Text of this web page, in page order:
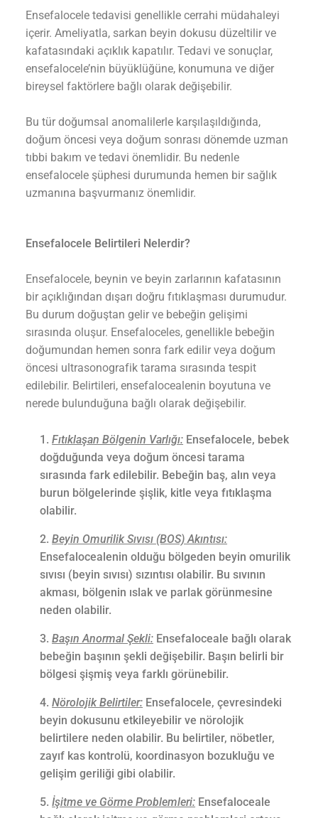
Ensefalocele tedavisi genellikle cerrahi müdahaleyi
içerir. Ameliyatla, sarkan beyin dokusu düzeltilir ve
kafatasındaki açıklık kapatılır. Tedavi ve sonuçlar,
ensefalocele’nin büyüklüğüne, konumuna ve diğer
bireysel faktörlere bağlı olarak değişebilir.
Bu tür doğumsal anomalilerle karşılaşıldığında,
doğum öncesi veya doğum sonrası dönemde uzman
tıbbi bakım ve tedavi önemlidir. Bu nedenle
ensefalocele şüphesi durumunda hemen bir sağlık
uzmanına başvurmanız önemlidir.
Ensefalocele Belirtileri Nelerdir?
Ensefalocele, beynin ve beyin zarlarının kafatasının
bir açıklığından dışarı doğru fıtıklaşması durumudur.
Bu durum doğuştan gelir ve bebeğin gelişimi
sırasında oluşur. Ensefaloceles, genellikle bebeğin
doğumundan hemen sonra fark edilir veya doğum
öncesi ultrasonografik tarama sırasında tespit
edilebilir. Belirtileri, ensefalocealenin boyutuna ve
nerede bulunduğuna bağlı olarak değişebilir.
Fıtıklaşan Bölgenin Varlığı: Ensefalocele, bebek
doğduğunda veya doğum öncesi tarama
sırasında fark edilebilir. Bebeğin baş, alın veya
burun bölgelerinde şişlik, kitle veya fıtıklaşma
olabilir.
Beyin Omurilik Sıvısı (BOS) Akıntısı:
Ensefalocealenin olduğu bölgeden beyin omurilik
sıvısı (beyin sıvısı) sızıntısı olabilir. Bu sıvının
akması, bölgenin ıslak ve parlak görünmesine
neden olabilir.
Başın Anormal Şekli: Ensefaloceale bağlı olarak
bebeğin başının şekli değişebilir. Başın belirli bir
bölgesi şişmiş veya farklı görünebilir.
Nörolojik Belirtiler: Ensefalocele, çevresindeki
beyin dokusunu etkileyebilir ve nörolojik
belirtilere neden olabilir. Bu belirtiler, nöbetler,
zayıf kas kontrolü, koordinasyon bozukluğu ve
gelişim geriliği gibi olabilir.
İşitme ve Görme Problemleri: Ensefaloceale